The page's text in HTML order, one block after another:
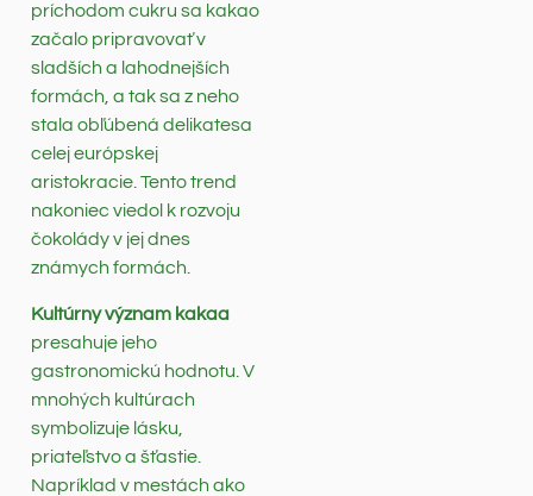
príchodom cukru sa kakao
začalo pripravovať v
sladších a lahodnejších
formách, a tak sa z neho
stala obľúbená delikatesa
celej európskej
aristokracie. Tento trend
nakoniec viedol k rozvoju
čokolády v jej dnes
známych formách.
Kultúrny význam kakaa
presahuje jeho
gastronomickú hodnotu. V
mnohých kultúrach
symbolizuje lásku,
priateľstvo a šťastie.
Napríklad v mestách ako